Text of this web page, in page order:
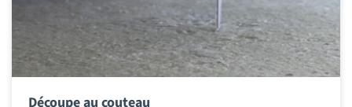
Découpe au couteau